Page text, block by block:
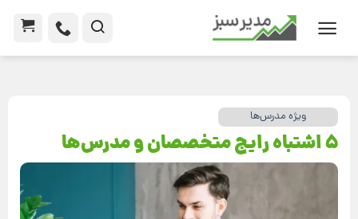
ویژه مدرس‌ها
5 اشتباه رایج متخصصان و مدرس‌ها